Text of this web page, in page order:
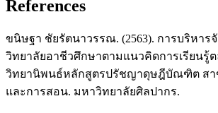
References
ขนิษฐา ชัยรัตนาวรรณ. (2563). การบริหาร
วิทยาลัยอาชีวศึกษาตามแนวคิดการเรียนรู้
วิทยานิพนธ์หลักสูตรปรัชญาดุษฎีบัณฑิต สา
และการสอน. มหาวิทยาลัยศิลปากร.